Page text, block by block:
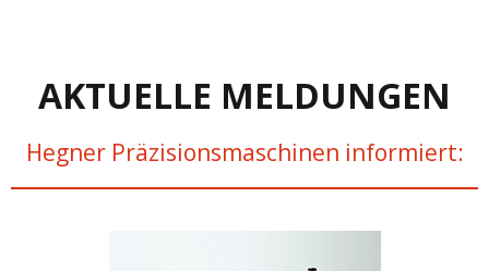
AKTUELLE MELDUNGEN
Hegner Präzisionsmaschinen informiert: